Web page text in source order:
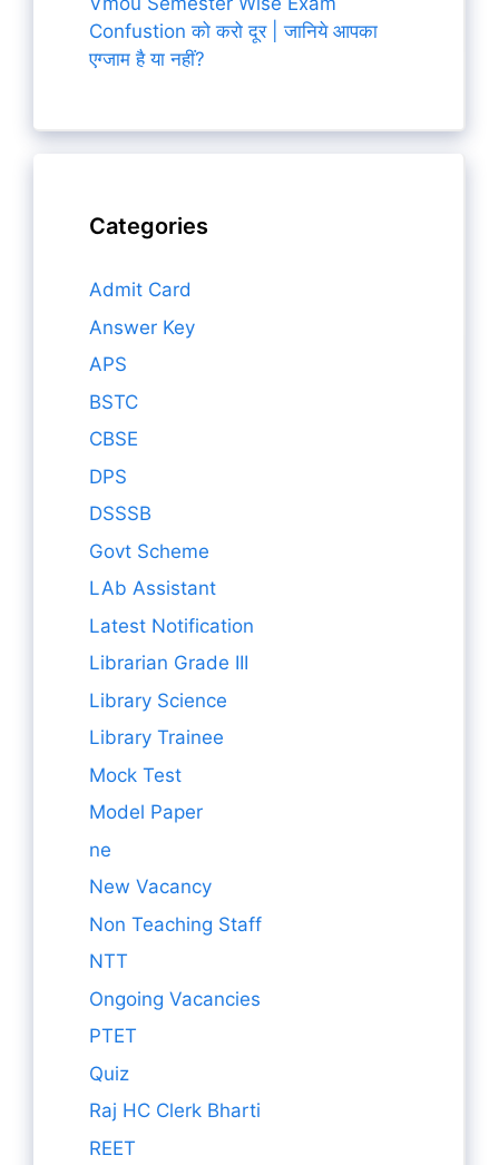
Confustion को करो दूर | जानिये आपका
एग्जाम है या नहीं?
Categories
Admit Card
Answer Key
APS
BSTC
CBSE
DPS
DSSSB
Govt Scheme
LAb Assistant
Latest Notification
Librarian Grade III
Library Science
Library Trainee
Mock Test
Model Paper
ne
New Vacancy
Non Teaching Staff
NTT
Ongoing Vacancies
PTET
Quiz
Raj HC Clerk Bharti
REET